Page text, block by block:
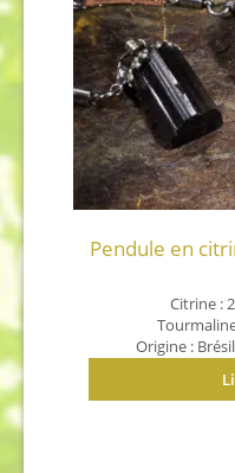
Pendule en
Citrine :
Origine :